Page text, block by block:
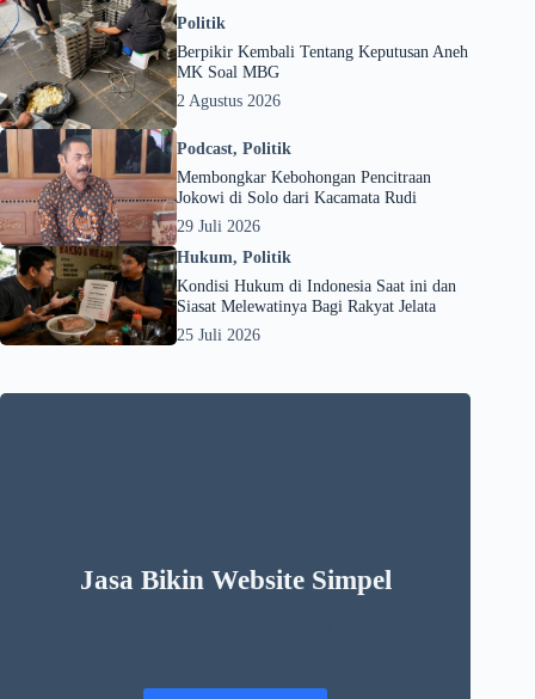
Politik
Berpikir Kembali Tentang Keputusan Aneh
MK Soal MBG
2 Agustus 2026
Podcast, Politik
Membongkar Kebohongan Pencitraan
Jokowi di Solo dari Kacamata Rudi
29 Juli 2026
Hukum, Politik
Kondisi Hukum di Indonesia Saat ini dan
Siasat Melewatinya Bagi Rakyat Jelata
25 Juli 2026
Jasa Bikin Website Simpel